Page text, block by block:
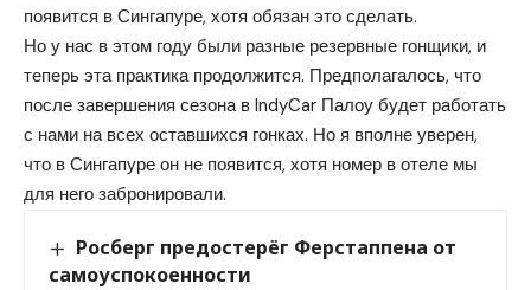
появится в Сингапуре, хотя обязан это сделать.
Но у нас в этом году были разные резервные гонщики, и
теперь эта практика продолжится. Предполагалось, что
после завершения сезона в IndyCar Палоу будет работать
с нами на всех оставшихся гонках. Но я вполне уверен,
что в Сингапуре он не появится, хотя номер в отеле мы
для него забронировали.
Росберг предостерёг Ферстаппена от
самоуспокоенности